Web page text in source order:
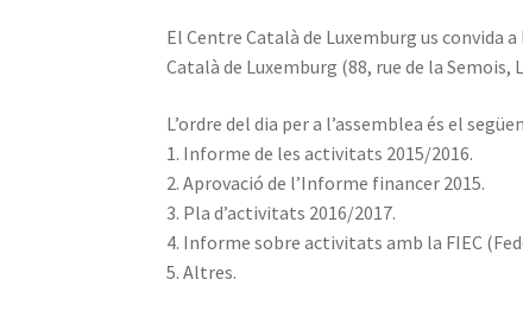
El Centre Català de Luxemburg us convida
Català de Luxemburg (88, rue de la Semois,
L’ordre del dia per a l’assemblea és el
1. Informe de les activitats 2015/2016.
2. Aprovació de l’Informe financer 2015.
3. Pla d’activitats 2016/2017.
4. Informe sobre activitats amb la FIEC
5. Altres.